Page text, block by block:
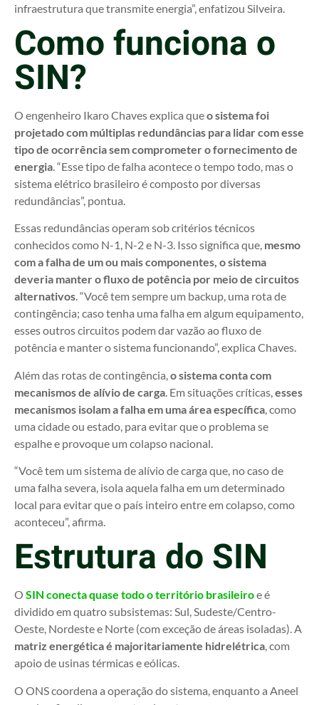
infraestrutura que transmite energia”, enfatizou Silveira.
Como funciona o
SIN?
O engenheiro Ikaro Chaves explica queo sistema foi
projetado com múltiplas redundâncias para lidar com esse
tipo de ocorrência sem comprometer o fornecimento de
energia. “Esse tipo de falha acontece o tempo todo, mas o
sistema elétrico brasileiro é composto por diversas
redundâncias”, pontua.
Essas redundâncias operam sob critérios técnicos
conhecidos como N-1, N-2 e N-3. Isso significa que, mesmo
com a falha de um ou mais componentes, o sistema
deveria manter o fluxo de potência por meio de circuitos
alternativos. “Você tem sempre um backup, uma rota de
contingência; caso tenha uma falha em algum equipamento,
esses outros circuitos podem dar vazão ao fluxo de
potência e manter o sistema funcionando”, explica Chaves.
Além das rotas de contingência, o sistema conta com
mecanismos de alívio de carga . Em situações críticas, esses
mecanismos isolam a falha em uma área específica , como
uma cidade ou estado, para evitar que o problema se
espalhe e provoque um colapso nacional.
“Você tem um sistema de alívio de carga que, no caso de
uma falha severa, isola aquela falha em um determinado
local para evitar que o país inteiro entre em colapso, como
aconteceu”, afirma.
Estrutura do SIN
O SIN conecta quase todo o território brasileiroe é
dividido em quatro subsistemas: Sul, Sudeste/Centro-
Oeste, Nordeste e Norte (com exceção de áreas isoladas). A
matriz energética é majoritariamente hidrelétrica, com
apoio de usinas térmicas e eólicas.
O ONS coordena a operação do sistema, enquanto a Aneel